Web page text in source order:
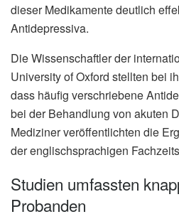
dieser Medikamente deutlich
Antidepressiva.
Die Wissenschaftler der
University of Oxford stellten bei
dass häufig verschriebene
bei der Behandlung von akuten
Mediziner veröffentlichten die
der englischsprachigen
Studien umfassten
Probanden